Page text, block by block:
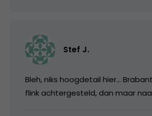
Stef J.
Bleh, niks hoogdetail hier…
flink achtergesteld, dan maar